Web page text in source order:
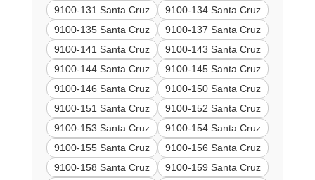
9100-131 Santa Cruz
9100-134 Santa Cruz
9100-135 Santa Cruz
9100-137 Santa Cruz
9100-141 Santa Cruz
9100-143 Santa Cruz
9100-144 Santa Cruz
9100-145 Santa Cruz
9100-146 Santa Cruz
9100-150 Santa Cruz
9100-151 Santa Cruz
9100-152 Santa Cruz
9100-153 Santa Cruz
9100-154 Santa Cruz
9100-155 Santa Cruz
9100-156 Santa Cruz
9100-158 Santa Cruz
9100-159 Santa Cruz